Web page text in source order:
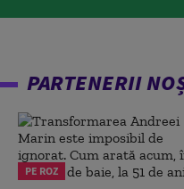
PARTENERII
PE ROZ